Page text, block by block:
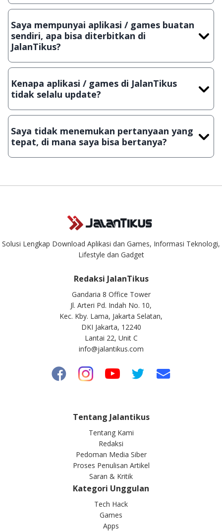
Meskipun dibagikan secara gratis, namun ada beberapa
hanya bisa digunakan dalam jangka waktu tertentu dan jika
ingin lanjut menggunakannya kamu harus membeli lisensi
aslinya.
Saya mempunyai aplikasi / games buatan
sendiri, apa bisa diterbitkan di
JalanTikus?
Tentu saja bisa. Silahkan kirim email keinfo@jalantikus.com
Lampiran File instalasi / (APK) jika Android
Kenapa aplikasi / games di JalanTikus
tidak selalu update?
Demi menjaga kualitas aplikasi dan games yang ada di
download secara manual, sehingga kuota sebesar ribuan
aplikasi & games tidak dapat tercapai dalam waktu yang
singkat.
Saya tidak menemukan pertanyaan yang
tepat, di mana saya bisa bertanya?
Kami dengan senang hati menjawab setiap pertanyaan yang
Solusi Lengkap Download Aplikasi dan Games, Informasi Teknologi,
Lifestyle dan Gadget
Redaksi JalanTikus
Gandaria 8 Office Tower
Jl. Arteri Pd. Indah No. 10,
Kec. Kby. Lama, Jakarta Selatan,
DKI Jakarta, 12240
Lantai 22, Unit C
info@jalantikus.com
Tentang Jalantikus
Tentang Kami
Redaksi
Pedoman Media Siber
Proses Penulisan Artikel
Saran & Kritik
Kategori Unggulan
Tech Hack
Games
Apps